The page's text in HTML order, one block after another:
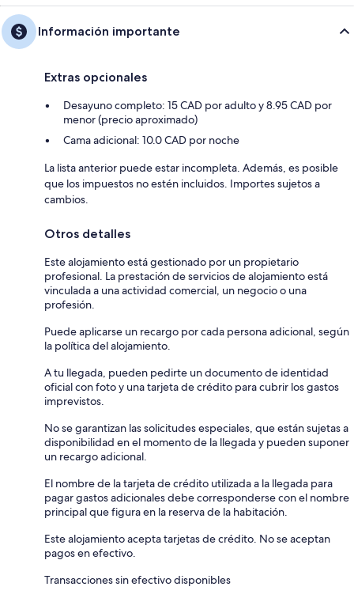
Información importante
Extras opcionales
Desayuno completo: 15 CAD por adulto y 8.95 CAD por
menor (precio aproximado)
Cama adicional: 10.0 CAD por noche
La lista anterior puede estar incompleta. Además, es posible
que los impuestos no estén incluidos. Importes sujetos a
cambios.
Otros detalles
Este alojamiento está gestionado por un propietario
profesional. La prestación de servicios de alojamiento está
vinculada a una actividad comercial, un negocio o una
profesión.
Puede aplicarse un recargo por cada persona adicional, según
la política del alojamiento.
A tu llegada, pueden pedirte un documento de identidad
oficial con foto y una tarjeta de crédito para cubrir los gastos
imprevistos.
No se garantizan las solicitudes especiales, que están sujetas a
disponibilidad en el momento de la llegada y pueden suponer
un recargo adicional.
El nombre de la tarjeta de crédito utilizada a la llegada para
pagar gastos adicionales debe corresponderse con el nombre
principal que figura en la reserva de la habitación.
Este alojamiento acepta tarjetas de crédito. No se aceptan
pagos en efectivo.
Transacciones sin efectivo disponibles